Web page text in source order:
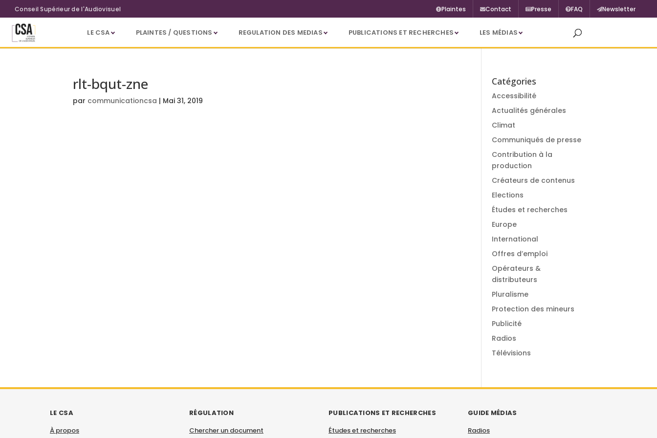
Aller au contenu principal
Conseil Supérieur de l'Audiovisuel Plaintes Contact Presse FAQ Newsletter
LE CSA PLAINTES / QUESTIONS REGULATION DES MEDIAS PUBLICATIONS ET RECHERCHES LES MÉDIAS
rlt-bqut-zne
par communicationcsa | Mai 31, 2019
Catégories
Accessibilité
Actualités générales
Climat
Communiqués de presse
Contribution à la
production
Créateurs de contenus
Elections
Études et recherches
Europe
International
Offres d’emploi
Opérateurs &
distributeurs
Pluralisme
Protection des mineurs
Publicité
Radios
Télévisions
LE CSA
À propos
RÉGULATION
Chercher un document
PUBLICATIONS ET RECHERCHES
Études et recherches
GUIDE MÉDIAS
Radios